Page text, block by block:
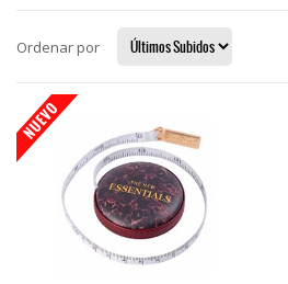
Ordenar por